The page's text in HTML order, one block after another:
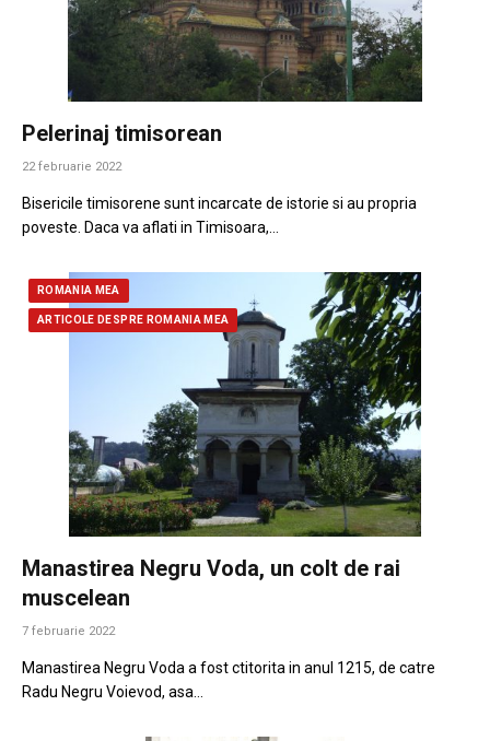
Pelerinaj timisorean
22 februarie 2022
Bisericile timisorene sunt incarcate de istorie si au propria
poveste. Daca va aflati in Timisoara,…
ROMANIA MEA
ARTICOLE DESPRE ROMANIA MEA
Manastirea Negru Voda, un colt de rai
muscelean
7 februarie 2022
Manastirea Negru Voda a fost ctitorita in anul 1215, de catre
Radu Negru Voievod, asa…